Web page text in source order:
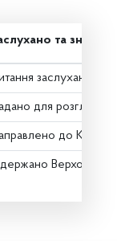
та знято з
заслухано
для розгляду
до
Верховною